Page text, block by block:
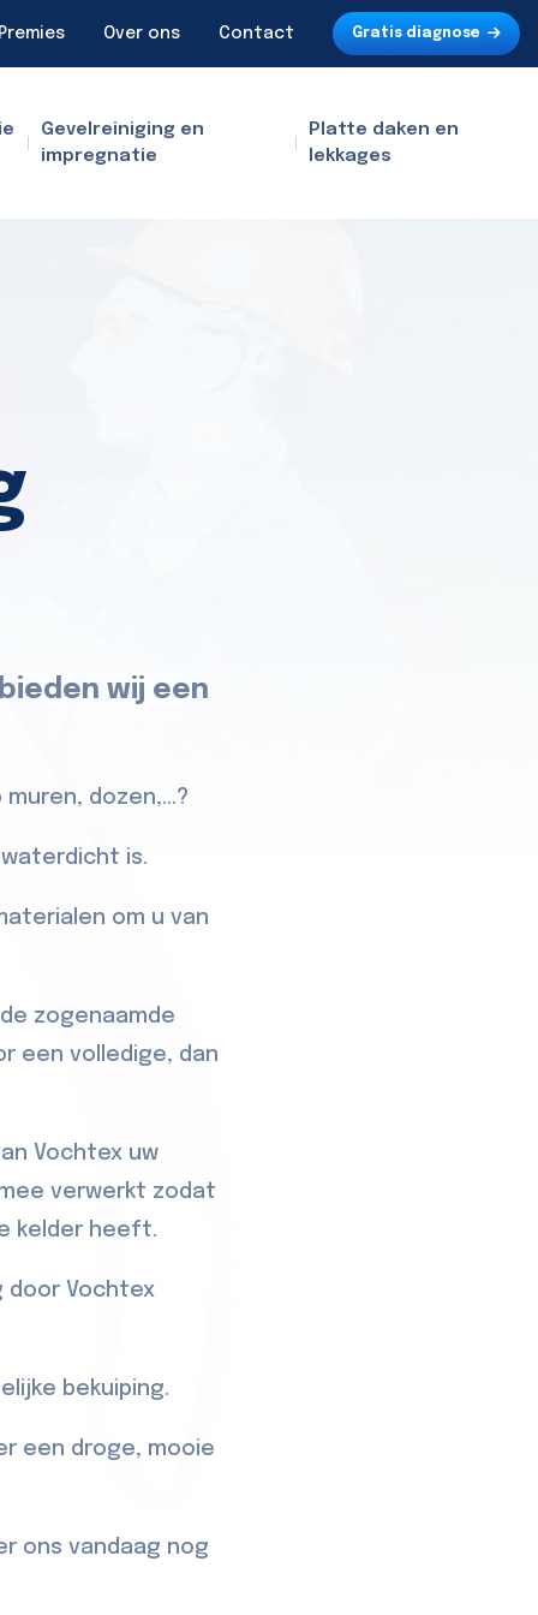
Over ons Contact Gratis diagnose
Gevelreiniging en
impregnatie
Platte daken en
lekkages
wij een
dozen,...?
is.
om u van
zogenaamde
een volledige, dan
Vochtex uw
verwerkt zodat
kelder heeft.
door Vochtex
bekuiping.
een droge, mooie
ons vandaag nog